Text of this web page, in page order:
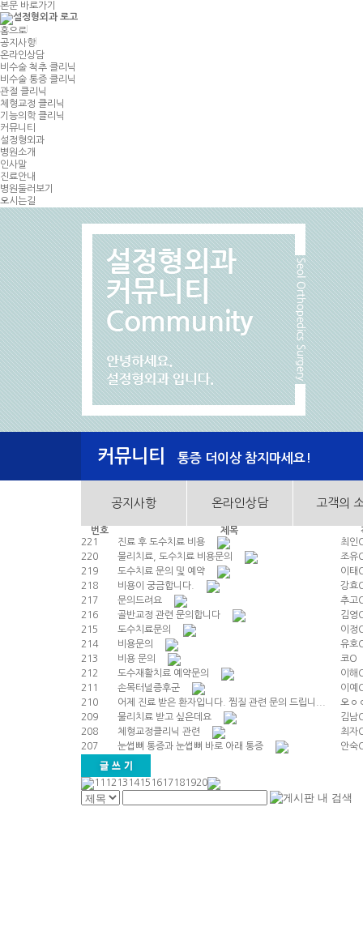
본문 바로가기
홈으로
공지사항
온라인상담
비수술 척추 클리닉
비수술 통증 클리닉
관절 클리닉
체형교정 클리닉
기능의학 클리닉
커뮤니티
설정형외과
병원소개
인사말
진료안내
병원둘러보기
오시는길
커뮤니티 통증 더이상 참지마세요!
공지사항 온라인상담 고객의
번호 제목
221
진료 후 도수치료 비용
최인
220
물리치료, 도수치료 비용문의
조유
219
도수치료 문의 및 예약
이태
218
비용이 궁금합니다.
강효
217
문의드려요
추고
216
골반교정 관련 문의합니다
김영
215
도수치료문의
이정
214
비용문의
유호
213
비용 문의
코O
212
도수재활치료 예약문의
이해
211
손목터널증후군
이예
210
어제 진료 받은 환자입니다. 찜질 관련 문의 드립니...
오ㅇ
209
물리치료 받고 싶은데요
김남
208
체형교정클리닉 관련
최자
207
눈썹뼈 통증과 눈썹뼈 바로 아래 통증 안숙
11 12 13 1415 1617181920